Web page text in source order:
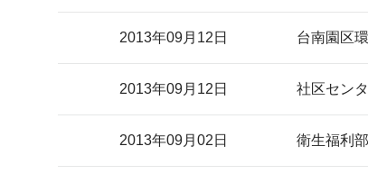
2013年09月12日 台南園区
2013年09月12日 社区セン
2013年09月02日 衛生福利